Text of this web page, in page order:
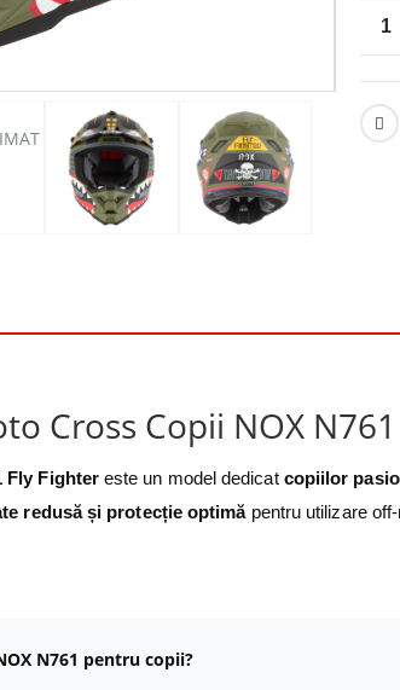
Cross Copii NOX
Fly Fightereste un model dedicat copiilor
redusă și protecție optimăpentru utilizare
N761 pentru copii?